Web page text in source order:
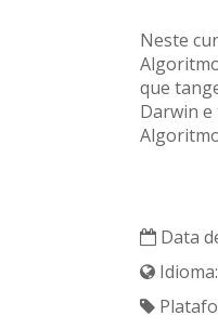
Neste
que
Darwin
Data